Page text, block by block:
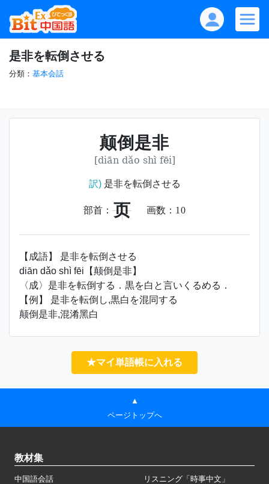
是非を転倒させる
分類： 基本会話
颠倒是非
[diān dǎo shì fēi]
訳)是非を転倒させる
部首： 页 画数： 10
【成語】 是非を転倒させる
diān dǎo shì fēi【颠倒是非】
〈成〉是非を転倒する．黒を白と言いくるめる．
【例】 是非を転倒し,黒白を混同する
颠倒是非,混淆黑白
★マイ単語帳に入れる
▲
ページトップへ
教材集
中国語会話
リスニング「時事中文」